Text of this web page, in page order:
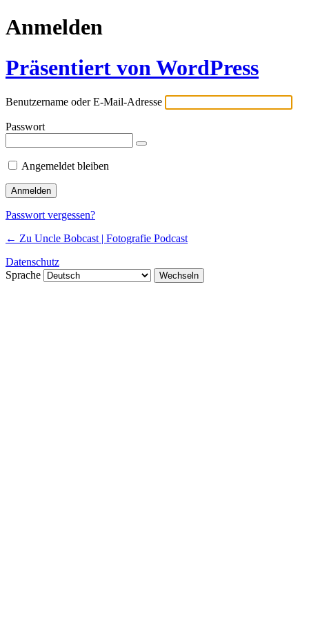
Anmelden
Präsentiert von WordPress
Benutzername oder E-Mail-Adresse
Passwort
Angemeldet bleiben
Passwort vergessen?
← Zu Uncle Bobcast | Fotografie Podcast
Datenschutz
Sprache